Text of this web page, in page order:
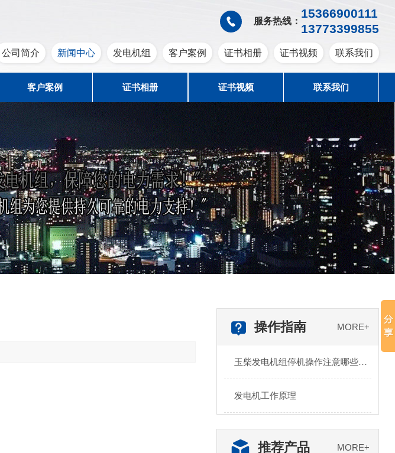
服务热线：
15366900111
13773399855
公司简介 新闻中心 发电机组 客户案例 证书相册 证书视频 联系我们
客户案例 证书相册 证书视频 联系我们
操作指南 MORE+
玉柴发电机组停机操作注意哪些步
骤
发电机工作原理
推荐产品 MORE+